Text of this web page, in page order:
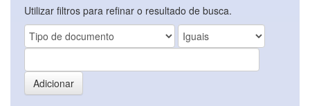
Utilizar filtros para refinar o resultado de busca.